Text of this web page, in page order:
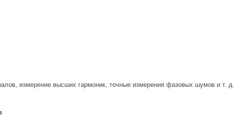
измерение высших гармоник, точные измерения фазовых шумов и т. д.